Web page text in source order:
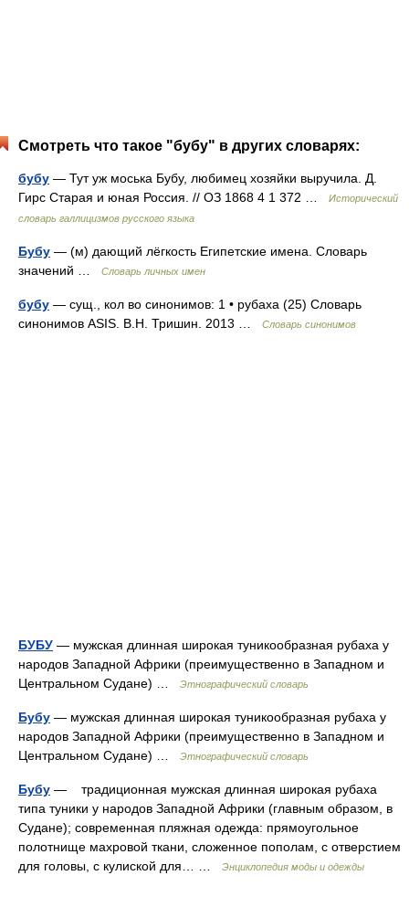
Смотреть что такое "бубу" в других словарях:
бубу — Тут уж моська Бубу, любимец хозяйки выручила. Д.
Гирс Старая и юная Россия. // ОЗ 1868 4 1 372 …
Исторический
словарь галлицизмов русского языка
Бубу — (м) дающий лёгкость Египетские имена. Словарь
значений …
Словарь личных имен
бубу — сущ., кол во синонимов: 1 • рубаха (25) Словарь
синонимов ASIS. В.Н. Тришин. 2013 …
Словарь синонимов
БУБУ — мужская длинная широкая туникообразная рубаха у
народов Западной Африки (преимущественно в Западном и
Центральном Судане) …
Этнографический словарь
Бубу — мужская длинная широкая туникообразная рубаха у
народов Западной Африки (преимущественно в Западном и
Центральном Судане) …
Этнографический словарь
Бубу — традиционная мужская длинная широкая рубаха
типа туники у народов Западной Африки (главным образом, в
Судане); современная пляжная одежда: прямоугольное
полотнище махровой ткани, сложенное пополам, с отверстием
для головы, с кулиской для… …
Энциклопедия моды и одежды